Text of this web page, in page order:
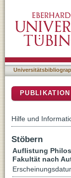
Hilfe und
Stöbern
Auflistung
Fakultät nach